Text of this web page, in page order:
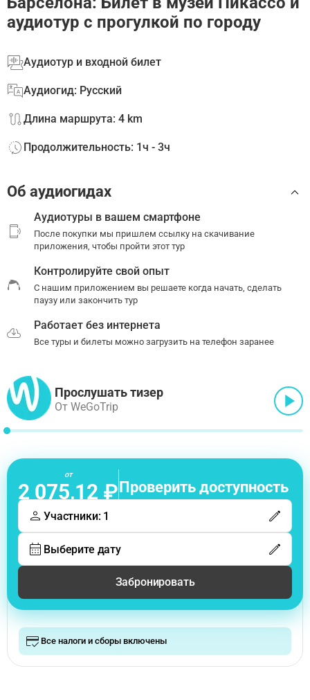
аудиотур с прогулкой по городу
Аудиотур и входной билет
Аудиогид: Русский
Длина маршрута: 4 km
Продолжительность: 1ч - 3ч
Об аудиогидах
Аудиотуры в вашем смартфоне
После покупки мы пришлем ссылку на скачивание
приложения, чтобы пройти этот тур
Контролируйте свой опыт
С нашим приложением вы решаете когда начать, сделать
паузу или закончить тур
Работает без интернета
Все туры и билеты можно загрузить на телефон заранее
Прослушать тизер
От WeGoTrip
от
2 075,12 ₽Проверить доступность
Участники: 1
Выберите дату
Забронировать
Все налоги и сборы включены